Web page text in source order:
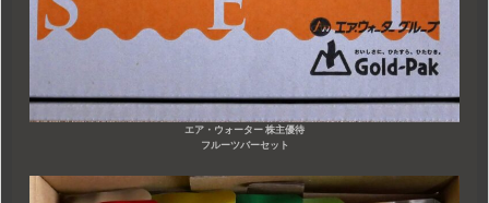
エア・ウォーター 株主優待
フルーツバーセット